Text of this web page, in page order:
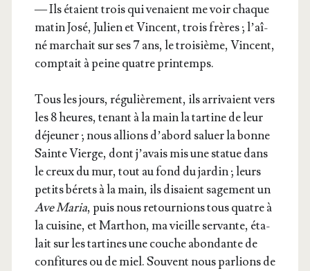
— Ils étaient trois qui venaient me voir chaque
matin José, Julien et Vincent, trois frères ; l’aî­
né mar­chait sur ses 7 ans, le troi­sième, Vincent,
comp­tait à peine quatre printemps.
Tous les jours, régu­liè­re­ment, ils arri­vaient vers
les 8 heures, tenant à la main la tar­tine de leur
déjeu­ner ; nous allions d’a­bord saluer la bonne
Sainte Vierge, dont j’a­vais mis une sta­tue dans
le creux du mur, tout au fond du jar­din ; leurs
petits bérets à la main, ils disaient sage­ment un
Ave Maria, puis nous retour­nions tous quatre à
la cui­sine, et Mar­thon, ma vieille ser­vante, éta­
lait sur les tar­tines une couche abon­dante de
confi­tures ou de miel. Sou­vent nous par­lions de